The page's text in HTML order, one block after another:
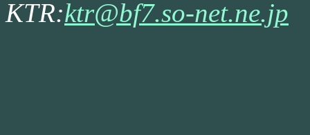
KTR:ktr@bf7.so-net.ne.jp